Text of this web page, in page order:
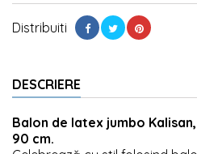
Distribuiti
DESCRIERE
Balon de latex jumbo
90 cm.